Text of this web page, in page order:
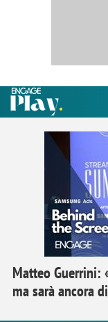
Matteo Guerrini:
ma sarà ancora